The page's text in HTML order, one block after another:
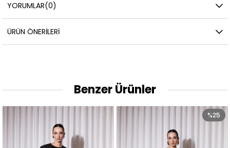
YORUMLAR(0)
ÜRÜN ÖNERILERI
Benzer Ürünler
%25